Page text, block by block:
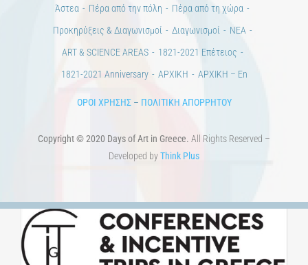
Άστεα
Πέρα από την πόλη
Πέρα από τη χώρα
Προκηρύξεις & Διαγωνισμοί
Διαγωνισμοί
ΝΕΑ
ART & SCIENCE AREAS
1821-2021 Επέτειος
1821-2021 Anniversary
ΑΡΧΙΚΗ ΑΡΧΙΚΗ – En
ΟΡΟΙ ΧΡΗΣΗΣ– ΠΟΛΙΤΙΚΗ ΑΠΟΡΡΗΤΟΥ
Copyright © 2020 Days of Art in Greece. All Rights Reserved –
Developed byThink Plus